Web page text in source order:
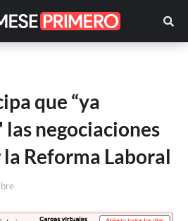
que “ya
negociaciones
Reforma Laboral